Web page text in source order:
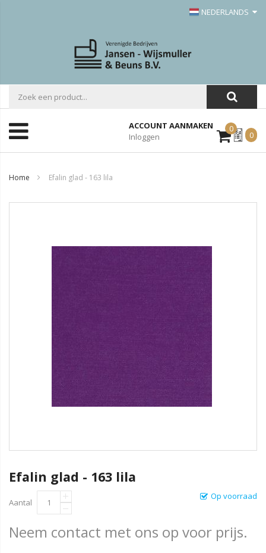
NEDERLANDS
ACCOUNT AANMAKEN
Inloggen
0Mijn
Offerte
0
Home Efalin glad - 163 lila
Efalin glad - 163 lila
Op voorraad
Aantal
Neem contact met ons op voor prijs.